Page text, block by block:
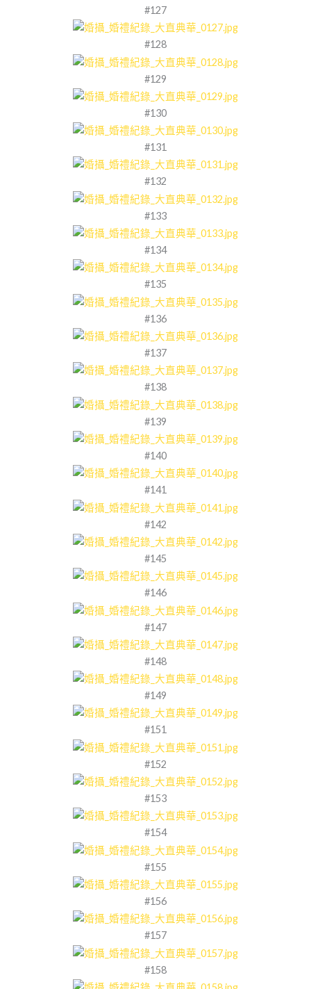
#127
#128
#129
#130
#131
#132
#133
#134
#135
#136
#137
#138
#139
#140
#141
#142
#145
#146
#147
#148
#149
#151
#152
#153
#154
#155
#156
#157
#158